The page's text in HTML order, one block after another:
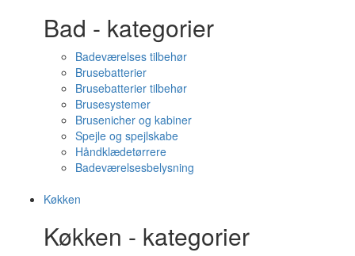
Bad - kategorier
Badeværelses tilbehør
Brusebatterier
Brusebatterier tilbehør
Brusesystemer
Brusenicher og kabiner
Spejle og spejlskabe
Håndklædetørrere
Badeværelsesbelysning
Køkken
Køkken - kategorier